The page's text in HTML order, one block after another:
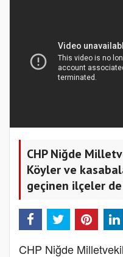
CHP Niğde
Köyler ve
geçinen ilçeler de
CHP Niğde